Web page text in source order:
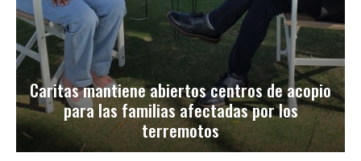
Caritas mantiene abiertos centros de acopio
para las familias afectadas por los
terremotos